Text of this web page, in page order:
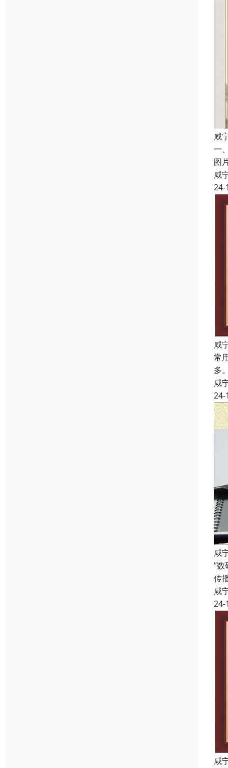
咸
一
图
咸
24-
咸
常
多
咸
24-
咸
“
传
咸
24-
咸